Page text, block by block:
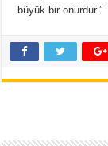
büyük bir onurdur.”